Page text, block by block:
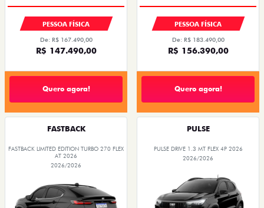
PESSOA FÍSICA
De: R$ 167.490,00
R$ 147.490,00
Quero agora!
PESSOA FÍSICA
De: R$ 183.490,00
R$ 156.390,00
Quero agora!
FASTBACK
FASTBACK LIMITED EDITION TURBO 270 FLEX
AT 2026
2026/2026
PULSE
PULSE DRIVE 1.3 MT FLEX 4P 2026
2026/2026